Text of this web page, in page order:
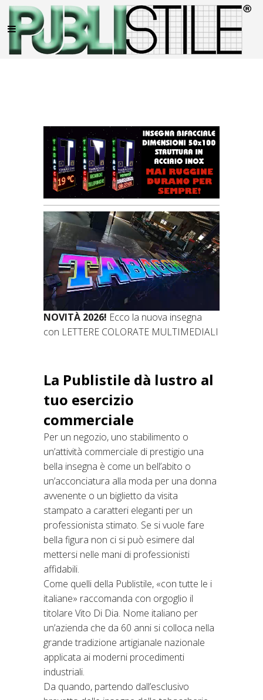
NOVITÀ 2026! Ecco la nuova insegna
con LETTERE COLORATE MULTIMEDIALI
La Publistile dà lustro al
tuo esercizio
commerciale
Per un negozio, uno stabilimento o
un’attività commerciale di prestigio una
bella insegna è come un bell’abito o
un’acconciatura alla moda per una donna
avvenente o un biglietto da visita
stampato a caratteri eleganti per un
professionista stimato. Se si vuole fare
bella figura non ci si può esimere dal
mettersi nelle mani di professionisti
affidabili.
Come quelli della Publistile, «con tutte le i
italiane» raccomanda con orgoglio il
titolare Vito Di Dia. Nome italiano per
un’azienda che da 60 anni si colloca nella
grande tradizione artigianale nazionale
applicata ai moderni procedimenti
industriali.
Da quando, partendo dall’esclusivo